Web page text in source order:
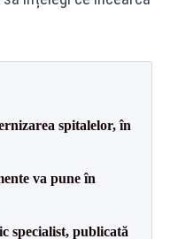
spitalelor, în
va pune în
specialist, publicată